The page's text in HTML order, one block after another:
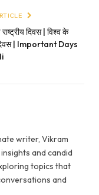
राष्ट्रीय दिवस | विश्व के
| Important Days
writer, Vikram
and candid
topics that
and